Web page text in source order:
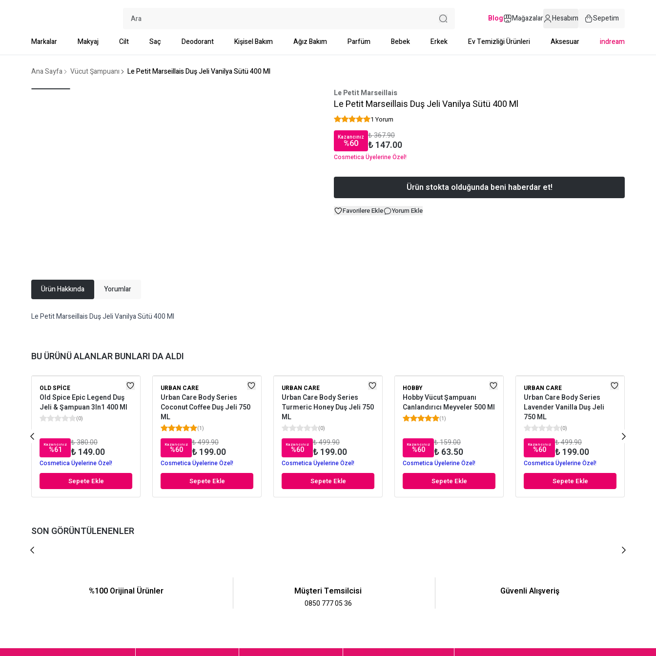
Blog Mağazalar Hesabım Sepetim
Markalar Makyaj Cilt Saç Deodorant Kişisel Bakım Ağız Bakım Parfüm Bebek Erkek Ev Temizliği Ürünleri Aksesuar indream
Ana Sayfa Vücut Şampuanı Le Petit Marseillais Duş Jeli Vanilya Sütü 400 Ml
Le Petit Marseillais
Le Petit Marseillais Duş Jeli Vanilya Sütü 400 Ml
1 Yorum
Kazancınız
%60
₺ 367.90
₺ 147.00
Cosmetica Üyelerine Özel!
Ürün stokta olduğunda beni haberdar et!
Favorilere Ekle Yorum Ekle
Ürün Hakkında Yorumlar
Le Petit Marseillais Duş Jeli Vanilya Sütü 400 Ml
BU ÜRÜNÜ ALANLAR BUNLARI DA ALDI
OLD SPICE
Old Spice Epic Legend Duş
Jeli & Şampuan 3In1 400 Ml
(0)
Kazancınız
%61
₺ 380.00
₺ 149.00
Cosmetica Üyelerine Özel!
Sepete Ekle
URBAN CARE
Urban Care Body Series
Coconut Coffee Duş Jeli 750
ML
(1)
Kazancınız
%60
₺ 499.90
₺ 199.00
Cosmetica Üyelerine Özel!
Sepete Ekle
URBAN CARE
Urban Care Body Series
Turmeric Honey Duş Jeli 750
ML
(0)
Kazancınız
%60
₺ 499.90
₺ 199.00
Cosmetica Üyelerine Özel!
Sepete Ekle
HOBBY
Hobby Vücut Şampuanı
Canlandırıcı Meyveler 500 Ml
(1)
Kazancınız
%60
₺ 159.00
₺ 63.50
Cosmetica Üyelerine Özel!
Sepete Ekle
URBAN CARE
Urban Care Body Series
Lavender Vanilla Duş Jeli
750 ML
(0)
Kazancınız
%60
₺ 499.90
₺ 199.00
Cosmetica Üyelerine Özel!
Sepete Ekle
SON GÖRÜNTÜLENENLER
%100 Orijinal Ürünler Müşteri Temsilcisi
0850 777 05 36
Güvenli Alışveriş